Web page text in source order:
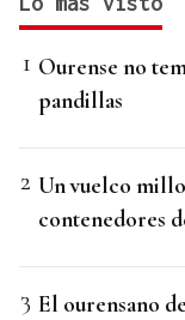
Ourense no
pandillas
Un vuelco
contenedores
El ourensano